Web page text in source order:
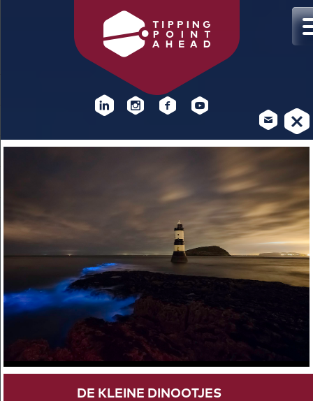
DOCENTBIJEENKOMST
KLIMAATVERANDERING
Hoe kan lesgeven over klimaatverandering beter bij de
leerstof en leerlingen aansluiten? Praat mee op 4 november
2026!
DE KLEINE DINOOTJES